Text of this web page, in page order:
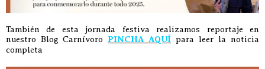
También de esta jornada festiva realizamos reportaje en
nuestro Blog Carnívoro PINCHA AQUÍ para leer la noticia
completa